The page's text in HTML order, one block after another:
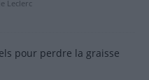
Leclerc
pour perdre la graisse